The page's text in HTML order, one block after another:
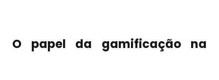
O papel da gamificação na